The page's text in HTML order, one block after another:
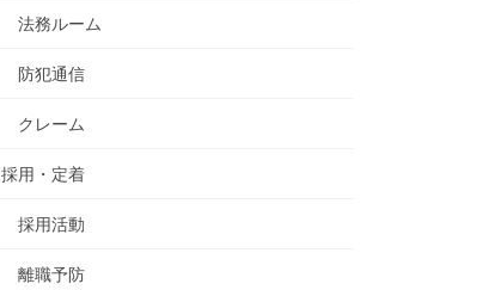
法務ルーム
防犯通信
クレーム
採用・定着
採用活動
離職予防